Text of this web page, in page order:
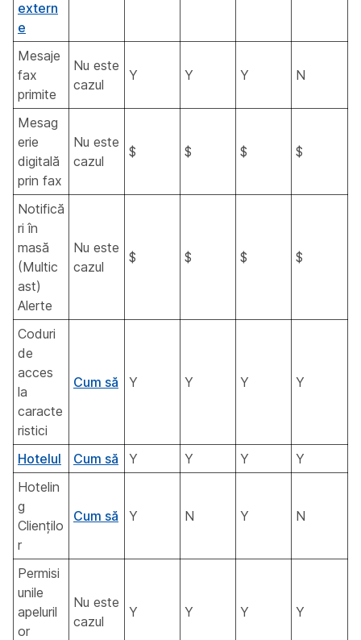
extern
e
Mesaje
fax
primite
Nu este
cazul
Y Y Y N
Mesag
erie
digitală
prin fax
Nu este
cazul
$ $ $ $
Notifică
ri în
masă
(Multic
ast)
Alerte
Nu este
cazul
$ $ $ $
Coduri
de
acces
la
caracte
ristici
Cum să Y Y Y Y
Hotelul Cum să Y Y Y
Y
Hotelin
g
Cliențilo
r
Cum să Y N Y N
Permisi
unile
apeluril
or
Nu este
cazul
Y Y Y Y